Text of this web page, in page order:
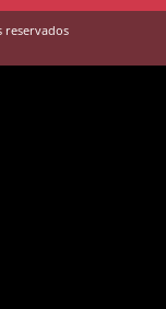
reservados